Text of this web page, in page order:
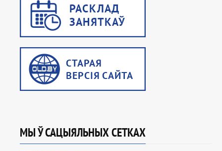
МЫ Ў САЦЫЯЛЬНЫХ СЕТКАХ